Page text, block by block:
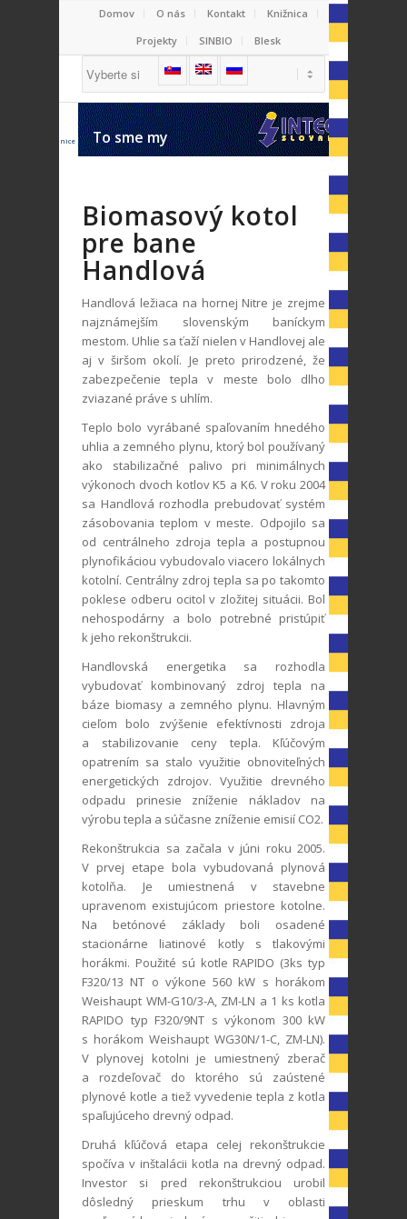
Domov O nás Kontakt
Knižnica
Projekty
SINBIO Blesk
To sme my
Bioplynové stanice
Biomasový kotol
pre bane
Handlová
Handlová ležiaca na hornej Nitre je zrejme
najznámejším slovenským baníckym
mestom. Uhlie sa ťaží nielen v Handlovej ale
aj v širšom okolí. Je preto prirodzené, že
zabezpečenie tepla v meste bolo dlho
zviazané práve s uhlím.
Teplo bolo vyrábané spaľovaním hnedého
uhlia a zemného plynu, ktorý bol používaný
ako stabilizačné palivo pri minimálnych
výkonoch dvoch kotlov K5 a K6. V roku 2004
sa Handlová rozhodla prebudovať systém
zásobovania teplom v meste. Odpojilo sa
od centrálneho zdroja tepla a postupnou
plynofikáciou vybudovalo viacero lokálnych
kotolní. Centrálny zdroj tepla sa po takomto
poklese odberu ocitol v zložitej situácii. Bol
nehospodárny a bolo potrebné pristúpiť
k jeho rekonštrukcii.
Handlovská energetika sa rozhodla
vybudovať kombinovaný zdroj tepla na
báze biomasy a zemného plynu. Hlavným
cieľom bolo zvýšenie efektívnosti zdroja
a stabilizovanie ceny tepla. Kľúčovým
opatrením sa stalo využitie obnoviteľných
energetických zdrojov. Využitie drevného
odpadu prinesie zníženie nákladov na
výrobu tepla a súčasne zníženie emisií CO2.
Rekonštrukcia sa začala v júni roku 2005.
V prvej etape bola vybudovaná plynová
kotolňa. Je umiestnená v stavebne
upravenom existujúcom priestore kotolne.
Na betónové základy boli osadené
stacionárne liatinové kotly s tlakovými
horákmi. Použité sú kotle RAPIDO (3ks typ
F320/13 NT o výkone 560 kW s horákom
Weishaupt WM-G10/3-A, ZM-LN a 1 ks kotla
RAPIDO typ F320/9NT s výkonom 300 kW
s horákom Weishaupt WG30N/1-C, ZM-LN).
V plynovej kotolni je umiestnený zberač
a rozdeľovač do ktorého sú zaústené
plynové kotle a tiež vyvedenie tepla z kotla
spaľujúceho drevný odpad.
Druhá kľúčová etapa celej rekonštrukcie
spočíva v inštalácii kotla na drevný odpad.
Investor si pred rekonštrukciou urobil
dôsledný prieskum trhu v oblasti